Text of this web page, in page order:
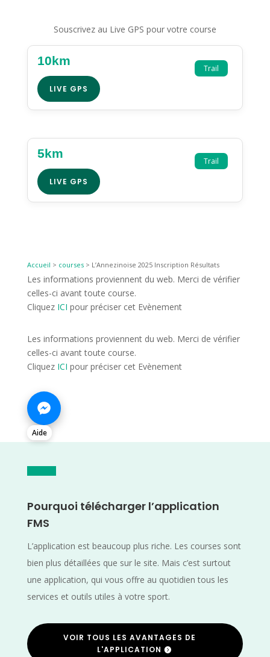
Souscrivez au Live GPS pour votre course
Trail
10km
LIVE GPS
Trail
5km
LIVE GPS
Accueil > courses> L’Annezinoise 2025 Inscription Résultats
Les informations proviennent du web. Merci de vérifier
celles-ci avant toute course.
Cliquez ICI pour préciser cet Evènement
Les informations proviennent du web. Merci de vérifier
celles-ci avant toute course.
Cliquez ICI pour préciser cet Evènement
Aide
Pourquoi télécharger l’application
FMS
L’application est beaucoup plus riche. Les courses sont
bien plus détaillées que sur le site. Mais c’est surtout
une application, qui vous offre au quotidien tous les
services et outils utiles à votre sport.
VOIR TOUS LES AVANTAGES DE
L'APPLICATION